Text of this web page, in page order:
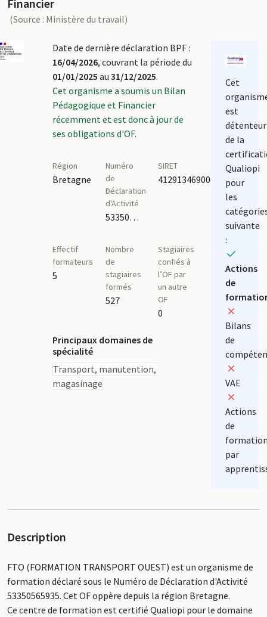
Financier
(Source : Ministère du travail)
Date de dernière déclaration BPF :
16/04/2026, couvrant la période du
01/01/2025 au 31/12/2025.
Cet organisme a soumis un Bilan
Pédagogique et Financier
récemment et est donc à jour de
ses obligations d'OF.
Région
Bretagne
Numéro
de
Déclaration
d'Activité
53350565935
SIRET
41291346900026
Effectif
formateurs
5
Nombre
de
stagiaires
formés
527
Stagiaires
confiés à
l’OF par
un autre
OF
0
Principaux domaines de
spécialité
Transport, manutention,
magasinage
Cet
est
détenteur
de la
Qualiopi
pour
les
suivante
:
Actions
de
Bilans
de
VAE
Actions
de
par
Description
FTO (FORMATION TRANSPORT OUEST) est un organisme de
formation déclaré sous le Numéro de Déclaration d'Activité
53350565935. Cet OF oppère depuis la région Bretagne.
Ce centre de formation est certifié Qualiopi pour le domaine